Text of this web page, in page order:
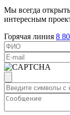
Мы всегда
интересным
Горячая линия 8